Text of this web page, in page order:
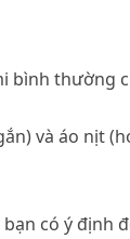
bình thường
và áo nịt
bạn có ý định